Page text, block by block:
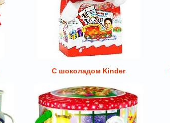
С шоколадом Kinder